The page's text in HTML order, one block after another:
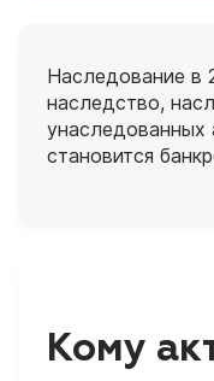
Наследование в
наследство,
становится
Кому